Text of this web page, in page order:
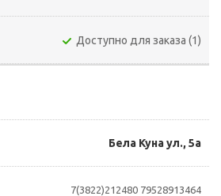
Доступно для заказа (1)
Бела Куна ул., 5а
7(3822)212480 79528913464